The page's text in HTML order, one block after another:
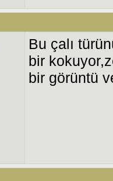
Bu çalı
bir
bir görüntü